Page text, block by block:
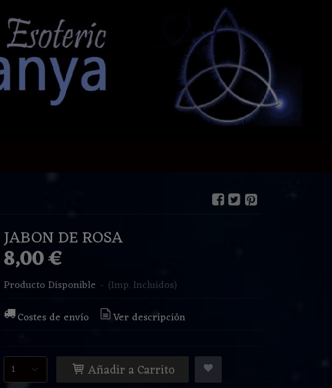
JABON DE ROSA
8,00 €
Producto Disponible - (Imp. Incluidos)
Costes de envío
Ver descripción
Añadir a Carrito